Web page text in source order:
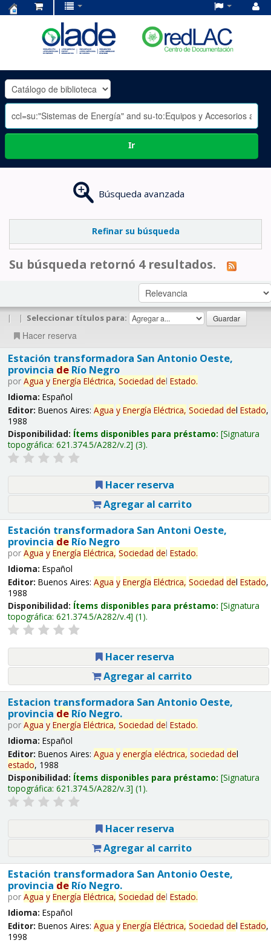
OLADE
-
Ir
Búsqueda avanzada
Refinar su búsqueda
Su búsqueda retornó 4 resultados.
| | Seleccionar títulos para:
Hacer reserva
Estación transformadora San Antonio Oeste,
provincia deRío Negro
por Agua y Energía Eléctrica, Sociedad del Estado.
Idioma: Español
Editor: Buenos Aires: Agua y Energía Eléctrica, Sociedad del Estado,
1988
Disponibilidad: Ítems disponibles para préstamo: Signatura
topográfica: 621.374.5/A282/v.2 (3).
Hacer reserva
Agregar al carrito
Estación transformadora San Antoni Oeste,
provincia deRío Negro
por Agua y Energía Eléctrica, Sociedad del Estado.
Idioma: Español
Editor: Buenos Aires: Agua y Energía Eléctrica, Sociedad del Estado,
1988
Disponibilidad: Ítems disponibles para préstamo: Signatura
topográfica: 621.374.5/A282/v.4 (1).
Hacer reserva
Agregar al carrito
Estacion transformadora San Antonio Oeste,
provincia deRío Negro.
por Agua y Energía Eléctrica, Sociedad del Estado.
Idioma: Español
Editor: Buenos Aires: Agua y energía eléctrica, sociedad del
estado, 1988
Disponibilidad: Ítems disponibles para préstamo: Signatura
topográfica: 621.374.5/A282/v.3 (1).
Hacer reserva
Agregar al carrito
Estación transformadora San Antonio Oeste,
provincia deRío Negro.
por Agua y Energía Eléctrica, Sociedad del Estado.
Idioma: Español
Editor: Buenos Aires: Agua y Energía Eléctrica, Sociedad del Estado,
1998